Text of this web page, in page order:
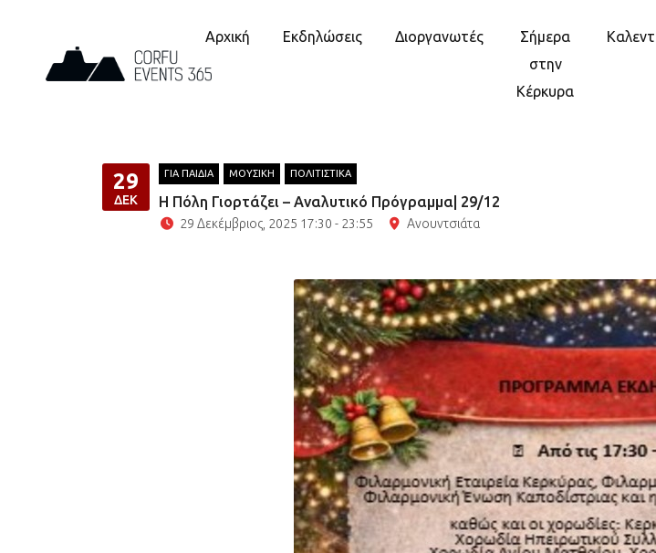
Αρχική Εκδηλώσεις Διοργανωτές
Σήμερα
στην
Κέρκυρα
29
ΔΕΚ
ΓΙΑ ΠΑΙΔΙΑ ΜΟΥΣΙΚΗ ΠΟΛΙΤΙΣΤΙΚΑ
Η Πόλη Γιορτάζει – Αναλυτικό Πρόγραμμα| 29/12
29 Δεκέμβριος, 2025 17:30 - 23:55 Ανουντσιάτα